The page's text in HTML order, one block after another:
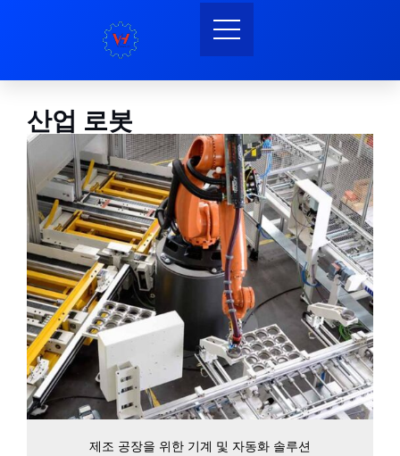
산업 로봇
제조 공장을 위한 기계 및 자동화 솔루션